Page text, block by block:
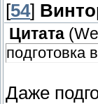
[54]
Цитата (
подготовка
Даже